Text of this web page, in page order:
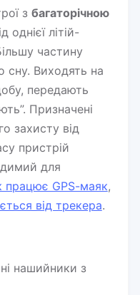
збагаторічною
однієї літій-
частину
сну. Виходять на
передають
Призначені
захисту від
пристрій
для
працює GPS-маяк,
від трекера.
нашийники з